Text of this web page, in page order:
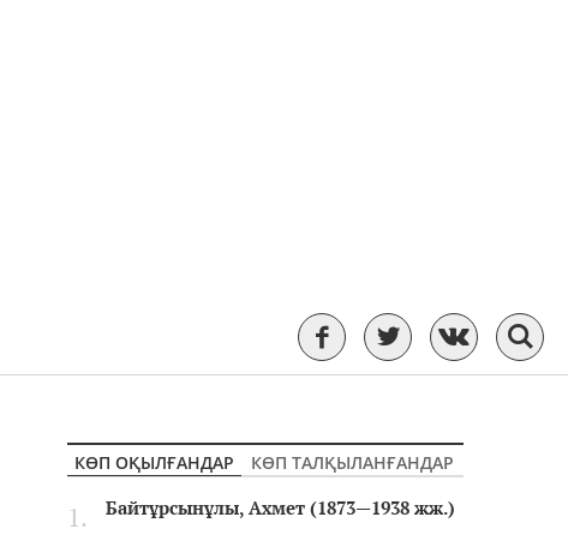
КӨП ОҚЫЛҒАНДАР
КӨП ТАЛҚЫЛАНҒАНДАР
Байтұрсынұлы, Ахмет (1873—1938 жж.)